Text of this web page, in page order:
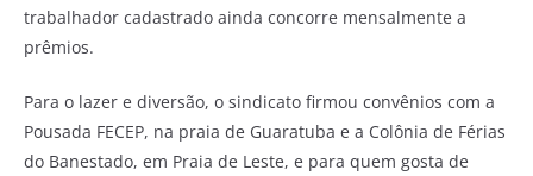
trabalhador cadastrado ainda concorre mensalmente a
prêmios.
Para o lazer e diversão, o sindicato firmou convênios com a
Pousada FECEP, na praia de Guaratuba e a Colônia de Férias
do Banestado, em Praia de Leste, e para quem gosta de